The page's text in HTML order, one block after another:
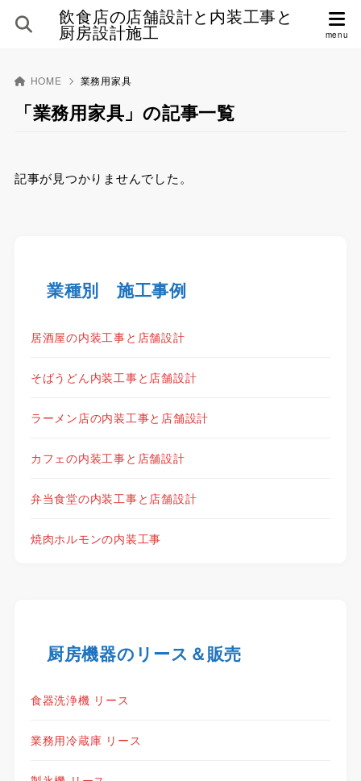
飲食店の店舗設計と内装工事と
厨房設計施工
HOME 業務用家具
「業務用家具」の記事一覧
記事が見つかりませんでした。
業種別 施工事例
居酒屋の内装工事と店舗設計
そばうどん内装工事と店舗設計
ラーメン店の内装工事と店舗設計
カフェの内装工事と店舗設計
弁当食堂の内装工事と店舗設計
焼肉ホルモンの内装工事
厨房機器のリース＆販売
食器洗浄機 リース
業務用冷蔵庫 リース